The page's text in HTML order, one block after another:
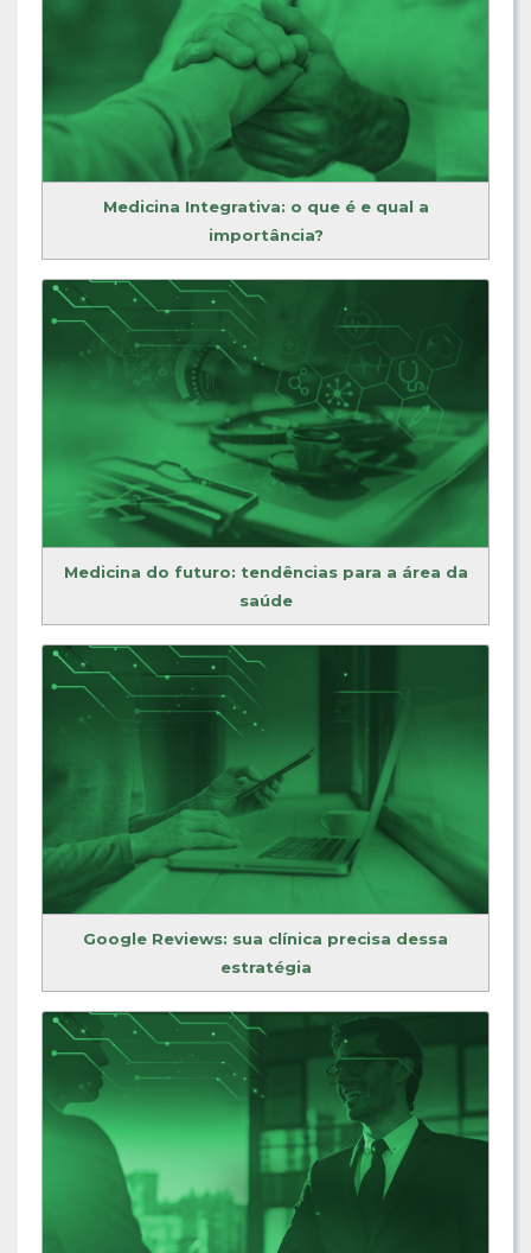
Medicina Integrativa: o que é e qual a
importância?
Medicina do futuro: tendências para a área da
saúde
Google Reviews: sua clínica precisa dessa
estratégia